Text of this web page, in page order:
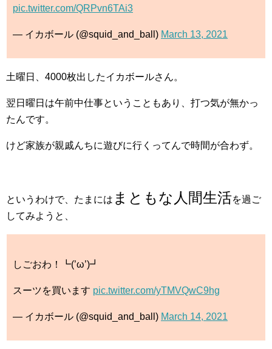
pic.twitter.com/QRPvn6TAi3
— イカボール (@squid_and_ball) March 13, 2021
土曜日、4000枚出したイカボールさん。
翌日曜日は午前中仕事ということもあり、打つ気が無かっ
たんです。
けど家族が親戚んちに遊びに行くってんで時間が合わず。
というわけで、たまには まともな人間生活を過ご
してみようと、
しごおわ！┗(’ω’)┛
スーツを買います pic.twitter.com/yTMVQwC9hg
— イカボール (@squid_and_ball) March 14, 2021